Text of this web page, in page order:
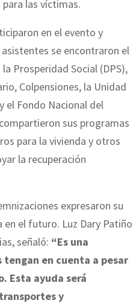
las víctimas.
en el evento y
se encontraron el
Prosperidad Social (DPS),
Colpensiones, la Unidad
el Fondo Nacional del
sus programas
para la vivienda y otros
la recuperación
expresaron su
el futuro. Luz Dary Patiño
señaló: “Es una
tengan en cuenta a pesar
Esta ayuda será
y